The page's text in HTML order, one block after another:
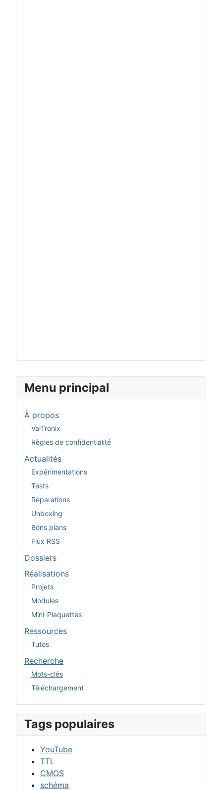
Menu principal
À propos
ValTronix
Règles de confidentialité
Actualités
Expérimentations
Tests
Réparations
Unboxing
Bons plans
Flux RSS
Dossiers
Réalisations
Projets
Modules
Mini-Plaquettes
Ressources
Tutos
Recherche
Mots-clés
Téléchargement
Tags populaires
YouTube
TTL
CMOS
schéma